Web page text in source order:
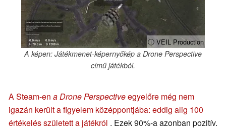
ⓘ VEIL Production
A képen: Játékmenet-képernyőkép a Drone Perspective
című játékból.
A Steam-en a Drone Perspectiveegyelőre még nem
igazán került a figyelem középpontjába: eddig alig 100
értékelés született a játékról . Ezek 90%-a azonban pozitív.